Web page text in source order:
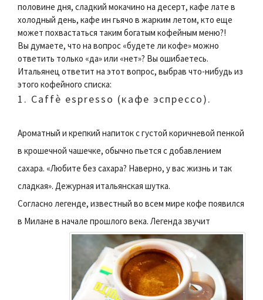
половине дня, сладкий мокачино на десерт, кафе лате в
холодный день, кафе ин гьячо в жарким летом, кто еще
может похвастаться таким богатым кофейным меню?!
Вы думаете, что на вопрос «будете ли кофе» можно
ответить только «да» или «нет»? Вы ошибаетесь.
Итальянец ответит на этот вопрос, выбрав что-нибудь из
этого кофейного списка:
1. Caffè espresso (кафе эспрессо).
Ароматный и крепкий напиток с густой коричневой пенкой
в крошечной чашечке, обычно пьется с добавлением
сахара. «Любите без сахара? Наверно, у вас жизнь и так
сладкая». Дежурная итальянская шутка.
Согласно легенде, известный во всем мире кофе появился
в Милане в начале прошлого века. Легенда звучит